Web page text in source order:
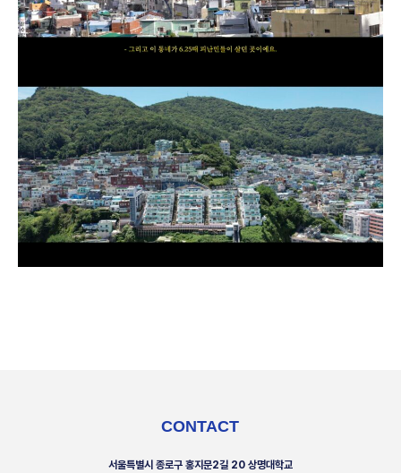
CONTACT
서울특별시 종로구 홍지문2길 20 상명대학교